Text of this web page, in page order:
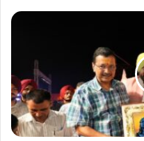
भव्य
सुनी
गई
मन
की
बात
Punjab
माता
सीता
और
लव-
कुश